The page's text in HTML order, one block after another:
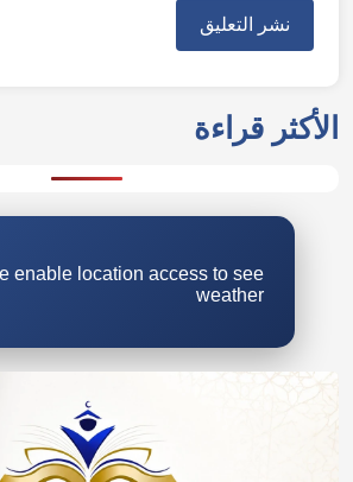
الأكثر قراءة
enable location access to see
weather